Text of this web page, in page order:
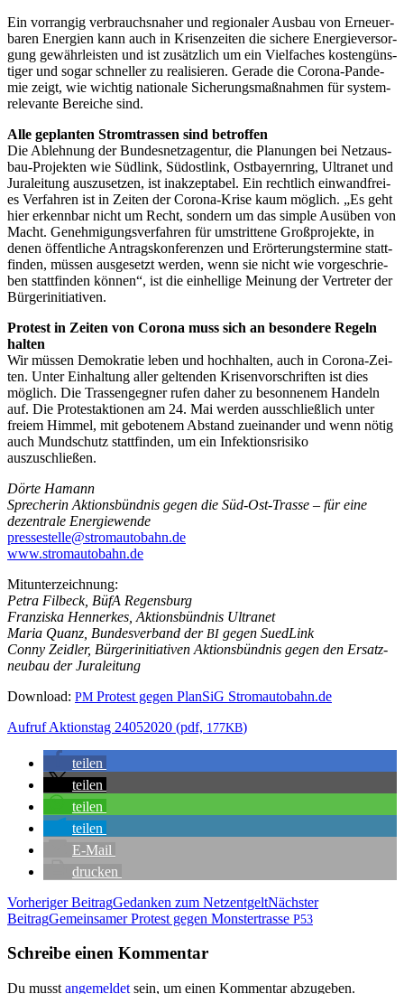
Ein vor­ran­gig ver­brauchs­na­her und regio­na­ler Aus­bau von Erneu­er­
ba­ren Ener­gien kann auch in Kri­sen­zei­ten die siche­re Ener­gie­ver­sor­
gung gewähr­leis­ten und ist zusätz­lich um ein Viel­fa­ches kos­ten­güns­
ti­ger und sogar schnel­ler zu rea­li­sie­ren. Gera­de die Coro­na-Pan­de­
mie zeigt, wie wich­tig natio­na­le Siche­rungs­maß­nah­men für sys­tem­
re­le­van­te Berei­che sind.
Alle geplan­ten Strom­tras­sen sind betroffen
Die Ableh­nung der Bun­des­netz­agen­tur, die Pla­nun­gen bei Netz­aus­
bau-Pro­jek­ten wie Süd­link, Süd­ost­link, Ost­bay­ern­ring, Ultra­net und
Jura­lei­tung aus­zu­set­zen, ist inak­zep­ta­bel. Ein recht­lich ein­wand­frei­
es Ver­fah­ren ist in Zei­ten der Coro­na-Kri­se kaum mög­lich. „Es geht
hier erkenn­bar nicht um Recht, son­dern um das simp­le Aus­üben von
Macht. Geneh­mi­gungs­ver­fah­ren für umstrit­te­ne Groß­pro­jek­te, in
denen öffent­li­che Antrags­kon­fe­ren­zen und Erör­te­rungs­ter­mi­ne statt­
fin­den, müs­sen aus­ge­setzt wer­den, wenn sie nicht wie vor­ge­schrie­
ben statt­fin­den kön­nen“, ist die ein­hel­li­ge Mei­nung der Ver­tre­ter der
Bürgerinitiativen.
Pro­test in Zei­ten von Coro­na muss sich an beson­de­re Regeln
halten
Wir müs­sen Demo­kra­tie leben und hoch­hal­ten, auch in Coro­na-Zei­
ten. Unter Ein­hal­tung aller gel­ten­den Kri­sen­vor­schrif­ten ist dies
mög­lich. Die Tras­sen­geg­ner rufen daher zu beson­ne­nem Han­deln
auf. Die Pro­test­ak­tio­nen am 24. Mai wer­den aus­schließ­lich unter
frei­em Him­mel, mit gebo­te­nem Abstand zuein­an­der und wenn nötig
auch Mund­schutz statt­fin­den, um ein Infek­ti­ons­ri­si­ko
auszuschließen.
Dör­te Hamann
Spre­che­rin Akti­ons­bünd­nis gegen die Süd-Ost-Tras­se – für eine
dezen­tra­le Energiewende
pressestelle@stromautobahn.de
www.stromautobahn.de
Mit­un­ter­zeich­nung:
Petra Fil­beck, BüfA Regensburg
Fran­zis­ka Hen­ner­kes, Akti­ons­bünd­nis Ultranet
Maria Quanz, Bun­des­ver­band der BI gegen SuedLink
Con­ny Zeid­ler, Bür­ger­initia­ti­ven Akti­ons­bünd­nis gegen den Ersatz­
neu­bau der Juraleitung
Down­load: PM Pro­test gegen Plan­SiG Stromautobahn.de
Auf­ruf Akti­ons­tag 24052020 (pdf, 177KB)
tei­len
tei­len
tei­len
tei­len
E‑Mail
dru­cken
Beitragsnavigation
Vorheriger BeitragGedan­ken zum NetzentgeltNächster
BeitragGemein­sa­mer Pro­test gegen Mons­ter­tras­se P53
Schreibe einen Kommentar
Du musst angemeldet sein, um einen Kommentar abzugeben.